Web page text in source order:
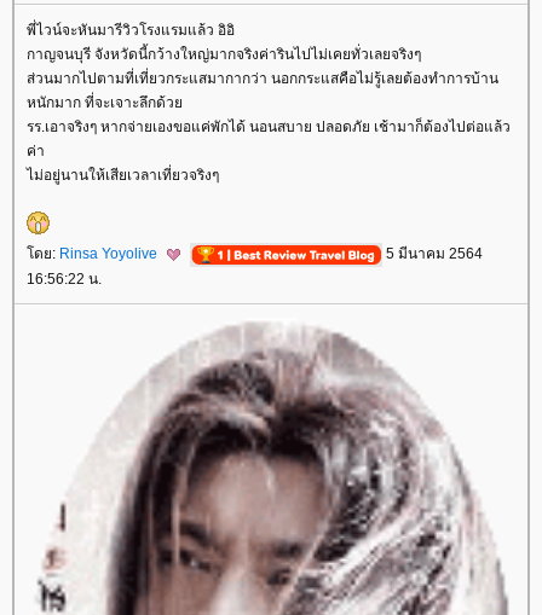
พี่ไวน์จะหันมารีวิวโรงแรมแล้ว อิอิ
กาญจนบุรี จังหวัดนี้กว้างใหญ่มากจริงค่ารินไปไม่เคยทั่วเลยจริงๆ
ส่วนมากไปตามที่เที่ยวกระแสมากากว่า นอกกระแสคือไม่รู้เลยต้องทำการบ้าน
หนักมาก ที่จะเจาะลึกด้ว
รร.เอาจริงๆ หากจ่ายเองขอแค่พักได้ นอนสบาย ปลอดภัย เช้ามาก็ต้องไปต่อแล้ว
ค่า
ไม่อยู่นานให้เสียเวลาเที่ยวจริงๆ
ดย: Rinsa Yoyolive
5 มีนาคม 2564
16:56:22 น.